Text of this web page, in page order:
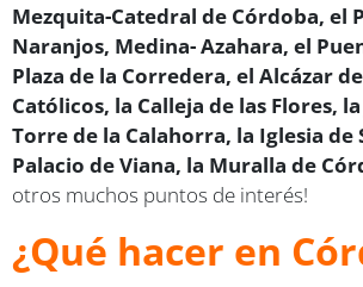
Mezquita-Catedral de Córdoba, el
Naranjos, Medina- Azahara, el
Plaza de la Corredera, el Alcázar
Católicos, la Calleja de las Flores,
Torre de la Calahorra, la Iglesia de
Palacio de Viana, la Muralla de
otros muchos puntos de interés!
¿Qué hacer en